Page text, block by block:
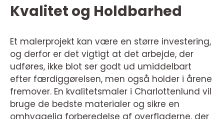
Kvalitet og Holdbarhed
Et malerprojekt kan være en større investering,
og derfor er det vigtigt at det arbejde, der
udføres, ikke blot ser godt ud umiddelbart
efter færdiggørelsen, men også holder i årene
fremover. En kvalitetsmaler i Charlottenlund vil
bruge de bedste materialer og sikre en
omhyggelig forberedelse af overfladerne, der